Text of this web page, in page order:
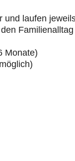
und laufen
Monate)